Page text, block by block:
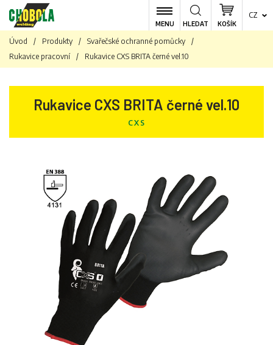
MENU KOŠÍK
CZ
HLEDAT
Úvod / Produkty / Svařečské ochranné pomůcky
/
Rukavice pracovní
/ Rukavice CXS BRITA černé vel.10
Rukavice CXS BRITA černé vel.10
CXS